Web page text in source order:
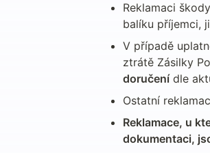
Reklamaci
balíku příjemci,
V případě
ztrátě Zásilky
doručení dle
Ostatní
Reklamace, u
dokumentaci,